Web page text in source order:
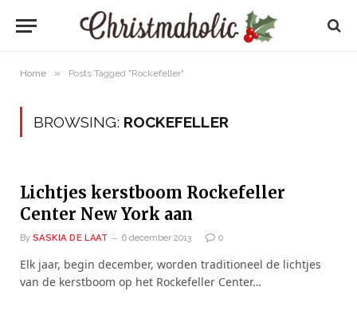
Home » Posts Tagged "Rockefeller"
BROWSING: ROCKEFELLER
Lichtjes kerstboom Rockefeller
Center New York aan
By SASKIA DE LAAT 6 december 2013 0
Elk jaar, begin december, worden traditioneel de lichtjes
van de kerstboom op het Rockefeller Center…